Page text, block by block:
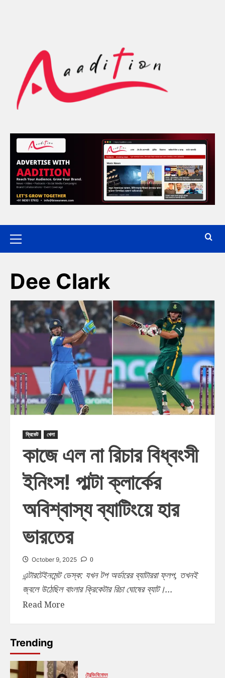
Dee Clark
ক্রিকেট খেলা
কাজে এল না রিচার বিধ্বংসী
ইনিংস! পাল্টা ক্লার্কের
অবিশ্বাস্য ব্যাটিংয়ে হার
ভারতের
October 9, 2025 0
এন্টারটেইনমেন্ট ডেস্ক: যখন টপ অর্ডারের ব্যাটাররা ফ্লপ, তখনই
জ্বলে উঠেছিল বাংলার ক্রিকেটার রিচা ঘোষের ব্যাট।...
Read More
Trending
ট্রেন্ডিংবিনোদন